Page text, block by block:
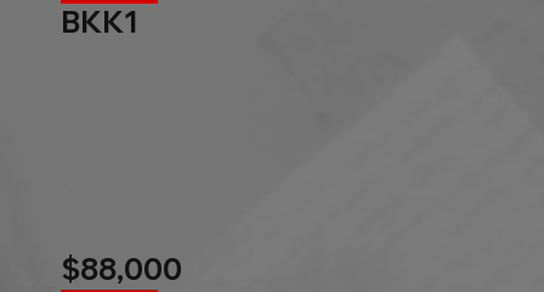
BKK1
$88,000